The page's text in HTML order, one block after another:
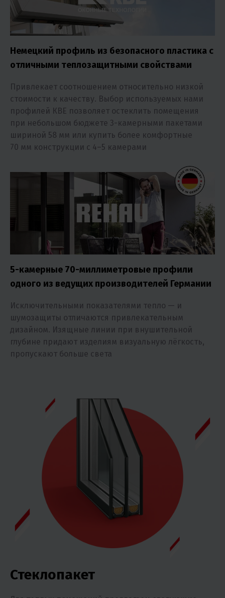
Немецкий профиль из безопасного пластика с
отличными теплозащитными свойствами
Привлекает соотношением относительно низкой
стоимости к качеству. Выбор используемых нами
профилей КВЕ позволяет остеклить помещения
при небольшом бюджете 3-камерными пакетами
шириной 58 мм или купить более комфортные
70 мм конструкции с 4–5 камерами
5-камерные 70-миллиметровые профили
одного из ведущих производителей Германии
Исключительными показателями тепло — и
шумозащиты отличаются привлекательным
дизайном. Изящные линии при внушительной
глубине придают изделиям визуальную лёгкость,
пропускают больше света
Стеклопакет